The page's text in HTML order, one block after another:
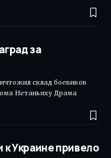
за
склад боевиков
Нетаньяху Драма
Украине привело